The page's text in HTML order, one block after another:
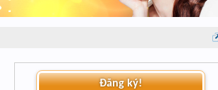
Đăng ký!